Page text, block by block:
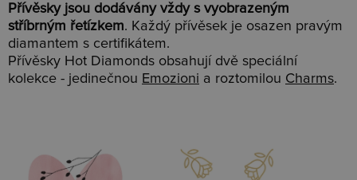
Přívěsky jsou dodávány vždy s vyobrazeným
stříbrným řetízkem. Každý přívěsek je osazen pravým
diamantem s certifikátem.
Přívěsky Hot Diamonds obsahují dvě speciální
kolekce - jedinečnou Emozioni a roztomilou Charms.